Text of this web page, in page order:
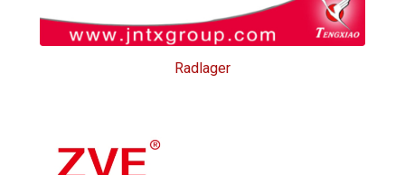
Radlager